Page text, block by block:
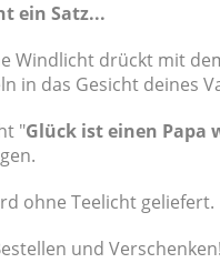
ein Satz...
Windlicht drückt mit
in das Gesicht deines
"Glück ist einen Papa
ohne Teelicht geliefert.
und Verschenken!